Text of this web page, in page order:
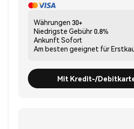
Währungen 30+
Niedrigste Gebühr0.8%
Ankunft Sofort
Am besten geeignet für
Mit Kredit-/